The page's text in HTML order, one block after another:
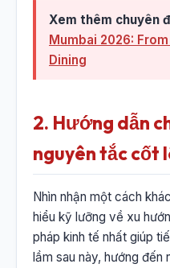
Xem thêm chuyên
Mumbai 2026:
Dining
2. Hướng dẫn
nguyên tắc cốt
Nhìn nhận một cách
hiểu kỹ lưỡng về xu
pháp kinh tế nhất giúp
lầm sau này, hướng đến